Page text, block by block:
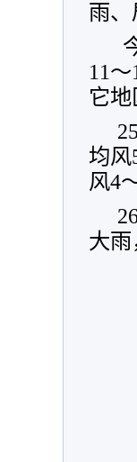
雨、
11
它
均风
风4
大